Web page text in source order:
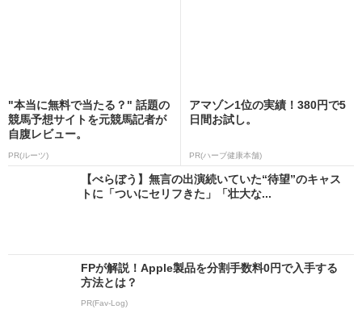
"本当に無料で当たる？" 話題の
競馬予想サイトを元競馬記者が
自腹レビュー。
PR(ルーツ)
アマゾン1位の実績！380円で5
日間お試し。
PR(ハーブ健康本舗)
【べらぼう】無言の出演続いていた“待望”のキャス
トに「ついにセリフきた」「壮大な...
FPが解説！Apple製品を分割手数料0円で入手する
方法とは？
PR(Fav-Log)